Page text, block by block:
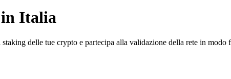
in Italia
delle tue crypto e partecipa alla validazione della rete in modo